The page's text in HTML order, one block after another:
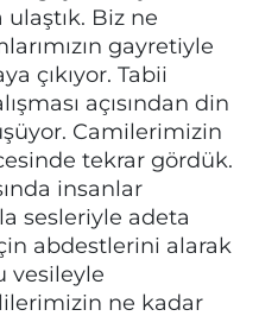
Biz ne
gayretiyle
çıkıyor. Tabii
açısından din
Camilerimizin
tekrar gördük.
insanlar
sesleriyle adeta
abdestlerini alarak
vesileyle
ne kadar